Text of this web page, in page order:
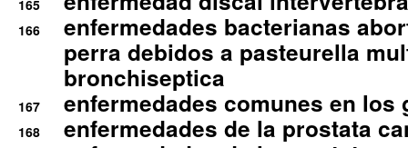
165
166
enfermedades bacterianas
perra debidos a pasteurella
bronchiseptica
167 enfermedades comunes en los
168 enfermedades de la prostata